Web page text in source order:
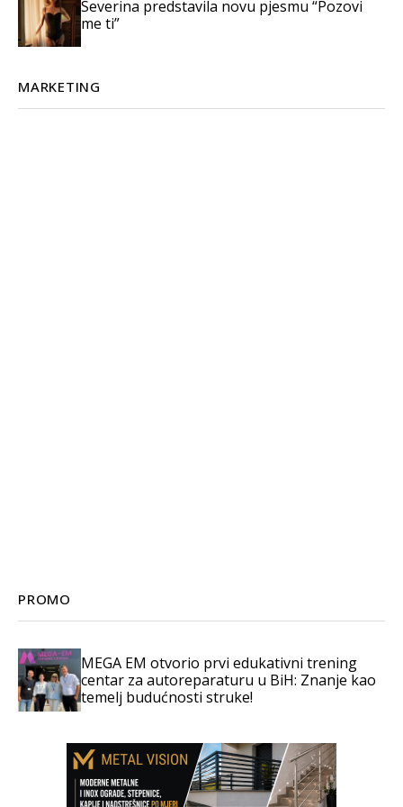
Severina predstavila novu pjesmu “Pozovi
me ti”
MARKETING
PROMO
MEGA EM otvorio prvi edukativni trening
centar za autoreparaturu u BiH: Znanje kao
temelj budućnosti struke!